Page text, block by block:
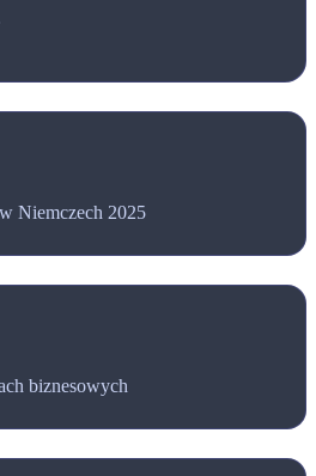
Niemczech 2025
biznesowych